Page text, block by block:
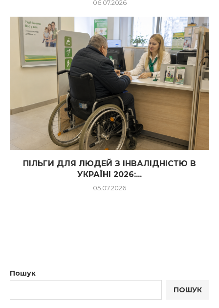
06.07.2026
ПІЛЬГИ ДЛЯ ЛЮДЕЙ З ІНВАЛІДНІСТЮ В
УКРАЇНІ 2026:...
05.07.2026
Пошук
ПОШУК